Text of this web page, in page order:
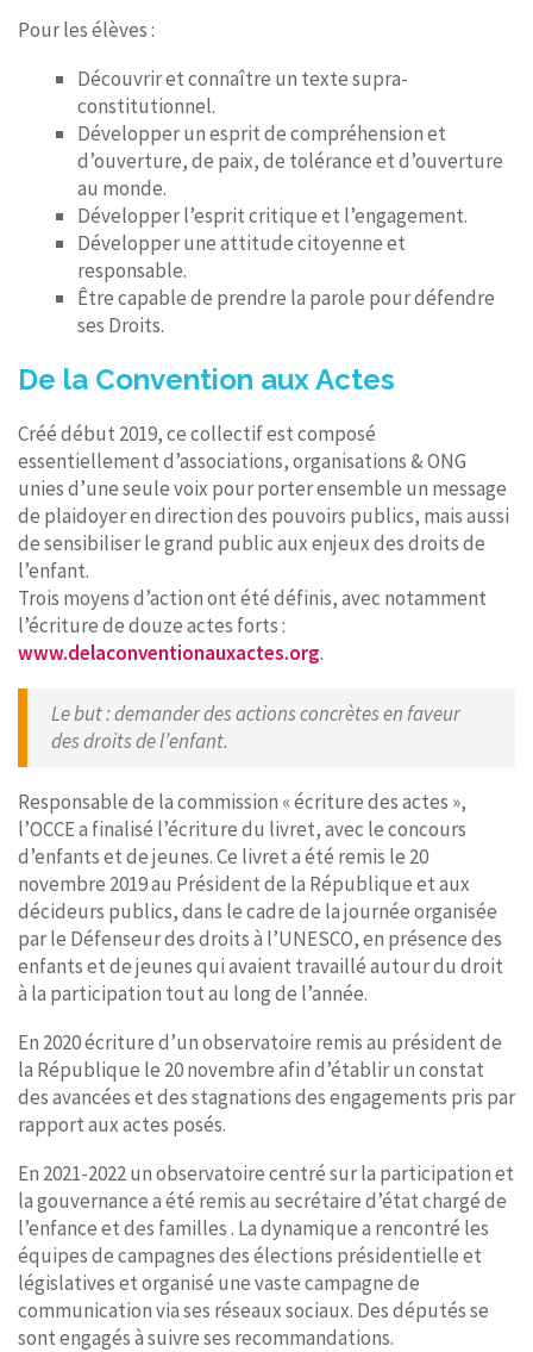
Pour les élèves :
Découvrir et connaître un texte supra-
constitutionnel.
Développer un esprit de compréhension et
d’ouverture, de paix, de tolérance et d’ouverture
au monde.
Développer l’esprit critique et l’engagement.
Développer une attitude citoyenne et
responsable.
Être capable de prendre la parole pour défendre
ses Droits.
De la Convention aux Actes
Créé début 2019, ce collectif est composé
essentiellement d’associations, organisations & ONG
unies d’une seule voix pour porter ensemble un message
de plaidoyer en direction des pouvoirs publics, mais aussi
de sensibiliser le grand public aux enjeux des droits de
l’enfant.
Trois moyens d’action ont été définis, avec notamment
l’écriture de douze actes forts :
www.delaconventionauxactes.org.
Le but : demander des actions concrètes en faveur
des droits de l’enfant.
Responsable de la commission « écriture des actes »,
l’OCCE a finalisé l’écriture du livret, avec le concours
d’enfants et de jeunes. Ce livret a été remis le 20
novembre 2019 au Président de la République et aux
décideurs publics, dans le cadre de la journée organisée
par le Défenseur des droits à l’UNESCO, en présence des
enfants et de jeunes qui avaient travaillé autour du droit
à la participation tout au long de l’année.
En 2020 écriture d’un observatoire remis au président de
la République le 20 novembre afin d’établir un constat
des avancées et des stagnations des engagements pris par
rapport aux actes posés.
En 2021-2022 un observatoire centré sur la participation et
la gouvernance a été remis au secrétaire d’état chargé de
l’enfance et des familles . La dynamique a rencontré les
équipes de campagnes des élections présidentielle et
législatives et organisé une vaste campagne de
communication via ses réseaux sociaux. Des députés se
sont engagés à suivre ses recommandations.